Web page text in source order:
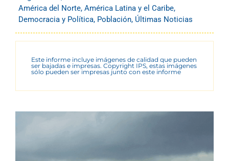
América del Norte, América Latina y el Caribe,
Democracia y Política, Población, Últimas Noticias
Este informe incluye imágenes de calidad que pueden
ser bajadas e impresas. Copyright IPS, estas imágenes
sólo pueden ser impresas junto con este informe